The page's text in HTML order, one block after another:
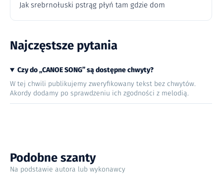
Jak srebrnołuski pstrąg płyń tam gdzie dom
Najczęstsze pytania
Czy do „CANOE SONG” są dostępne chwyty?
W tej chwili publikujemy zweryfikowany tekst bez chwytów.
Akordy dodamy po sprawdzeniu ich zgodności z melodią.
Podobne szanty
Na podstawie autora lub wykonawcy